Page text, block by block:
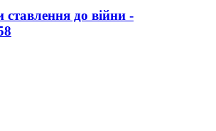
ставлення до війни -